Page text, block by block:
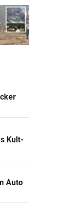
Kult-
Auto